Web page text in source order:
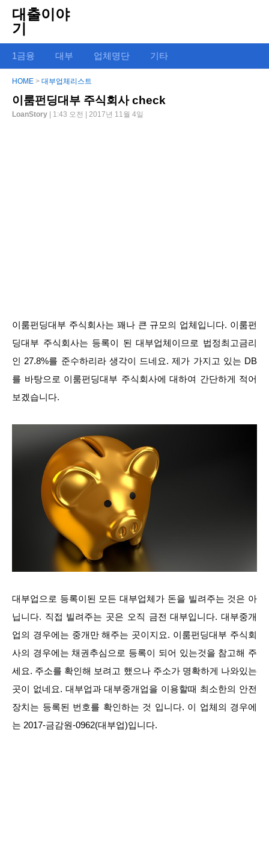
대출이야
기
1금융 대부 업체명단 기타
HOME > 대부업체리스트
이룸펀딩대부 주식회사 check
LoanStory | 1:43 오전 | 2017년 11월 4일
이룸펀딩대부 주식회사는 꽤나 큰 규모의 업체입니다. 이룸펀
딩대부 주식회사는 등록이 된 대부업체이므로 법정최고금리
인 27.8%를 준수하리라 생각이 드네요. 제가 가지고 있는 DB
를 바탕으로 이룸펀딩대부 주식회사에 대하여 간단하게 적어
보겠습니다.
대부업으로 등록이된 모든 대부업체가 돈을 빌려주는 것은 아
닙니다. 직접 빌려주는 곳은 오직 금전 대부입니다. 대부중개
업의 경우에는 중개만 해주는 곳이지요. 이룸펀딩대부 주식회
사의 경우에는 채권추심으로 등록이 되어 있는것을 참고해 주
세요. 주소를 확인해 보려고 했으나 주소가 명확하게 나와있는
곳이 없네요. 대부업과 대부중개업을 이용할때 최소한의 안전
장치는 등록된 번호를 확인하는 것 입니다. 이 업체의 경우에
는 2017-금감원-0962(대부업)입니다.